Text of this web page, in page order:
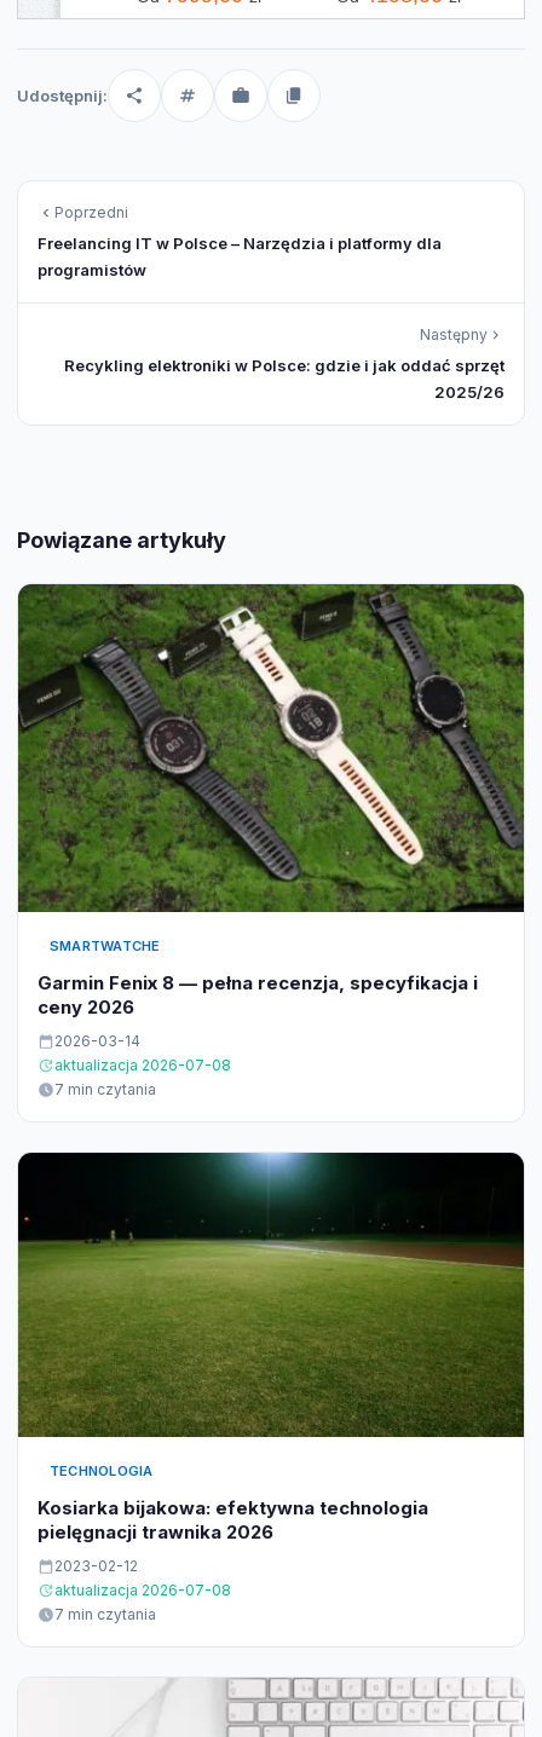
Udostępnij:
Poprzedni
Freelancing IT w Polsce – Narzędzia i platformy dla
programistów
Następny
Recykling elektroniki w Polsce: gdzie i jak oddać sprzęt
2025/26
Powiązane artykuły
SMARTWATCHE
Garmin Fenix 8 — pełna recenzja, specyfikacja i
ceny 2026
2026-03-14
aktualizacja 2026-07-08
7 min czytania
TECHNOLOGIA
Kosiarka bijakowa: efektywna technologia
pielęgnacji trawnika 2026
2023-02-12
aktualizacja 2026-07-08
7 min czytania